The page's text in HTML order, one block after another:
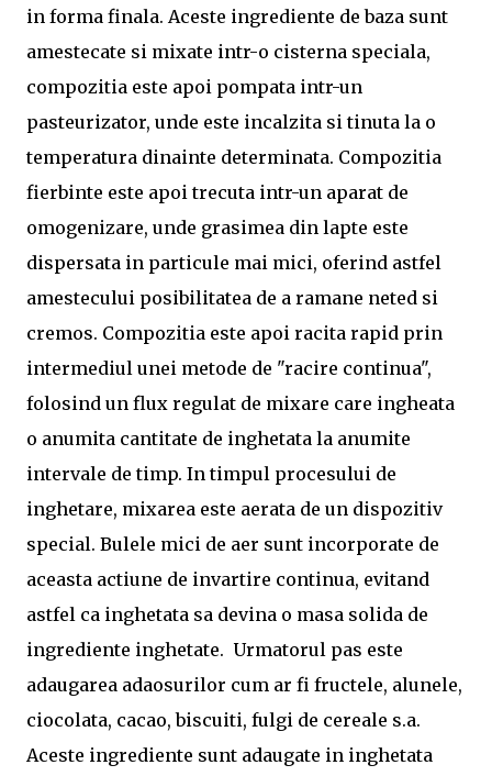
in forma finala. Aceste ingrediente de baza sunt
amestecate si mixate intr-o cisterna speciala,
compozitia este apoi pompata intr-un
pasteurizator, unde este incalzita si tinuta la o
temperatura dinainte determinata. Compozitia
fierbinte este apoi trecuta intr-un aparat de
omogenizare, unde grasimea din lapte este
dispersata in particule mai mici, oferind astfel
amestecului posibilitatea de a ramane neted si
cremos. Compozitia este apoi racita rapid prin
intermediul unei metode de "racire continua",
folosind un flux regulat de mixare care ingheata
o anumita cantitate de inghetata la anumite
intervale de timp. In timpul procesului de
inghetare, mixarea este aerata de un dispozitiv
special. Bulele mici de aer sunt incorporate de
aceasta actiune de invartire continua, evitand
astfel ca inghetata sa devina o masa solida de
ingrediente inghetate. Urmatorul pas este
adaugarea adaosurilor cum ar fi fructele, alunele,
ciocolata, cacao, biscuiti, fulgi de cereale s.a.
Aceste ingrediente sunt adaugate in inghetata